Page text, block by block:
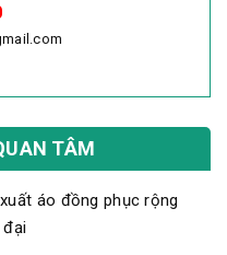
TÂM
áo đồng phục rộng